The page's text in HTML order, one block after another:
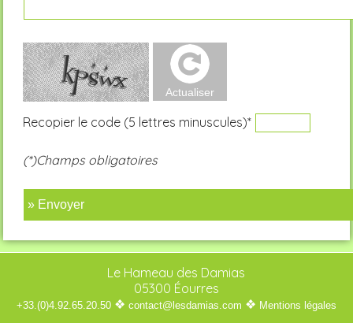
Recopier le code (5 lettres minuscules)*
(*)Champs obligatoires
» Envoyer
Le Hameau des Damias
05300 Éourres
+33.(0)4.92.65.20.50 ❖ contact@lesdamias.com ❖ Mentions légales